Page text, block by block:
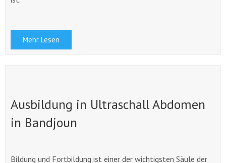
Mehr Lesen
Ausbildung in Ultraschall Abdomen
in Bandjoun
Bildung und Fortbildung ist einer der wichtigsten Säule der